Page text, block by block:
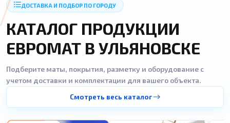
ДОСТАВКА И ПОДБОР ПО ГОРОДУ
КАТАЛОГ ПРОДУКЦИИ
ЕВРОМАТ В УЛЬЯНОВСКЕ
Подберите маты, покрытия, разметку и оборудование с
учетом доставки и комплектации для вашего объекта.
Смотреть весь каталог